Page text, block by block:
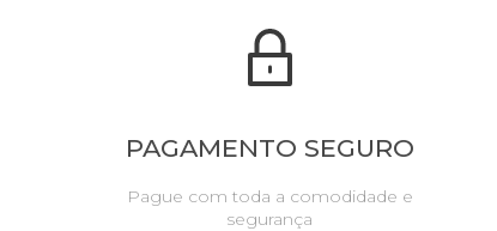
PAGAMENTO SEGURO
Pague com toda a comodidade e
segurança